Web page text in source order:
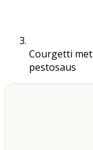
Courgetti
pestosaus